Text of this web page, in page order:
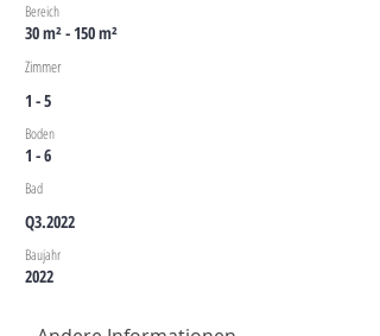
Bereich
30 m² - 150 m²
Zimmer
1 - 5
Boden
1 - 6
Bad
Q3.2022
Baujahr
2022